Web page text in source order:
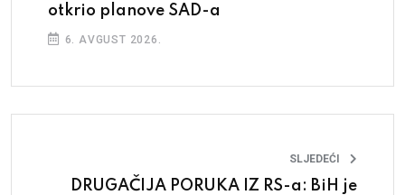
otkrio planove SAD-a
6. AVGUST 2026.
SLJEDEĆI
DRUGAČIJA PORUKA IZ RS-a: BiH je